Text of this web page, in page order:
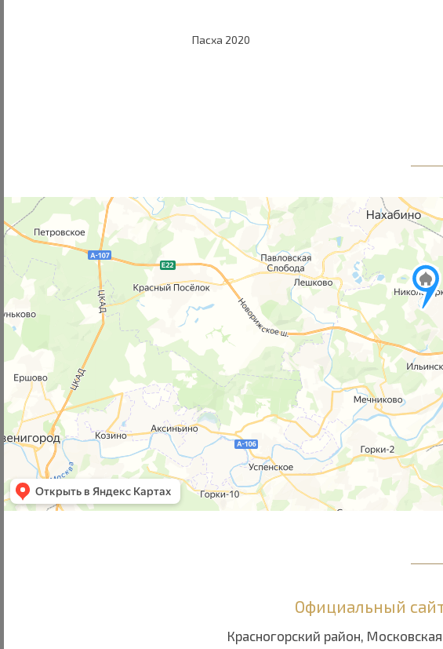
Пасха 2020
Официальный
Красногорский район,